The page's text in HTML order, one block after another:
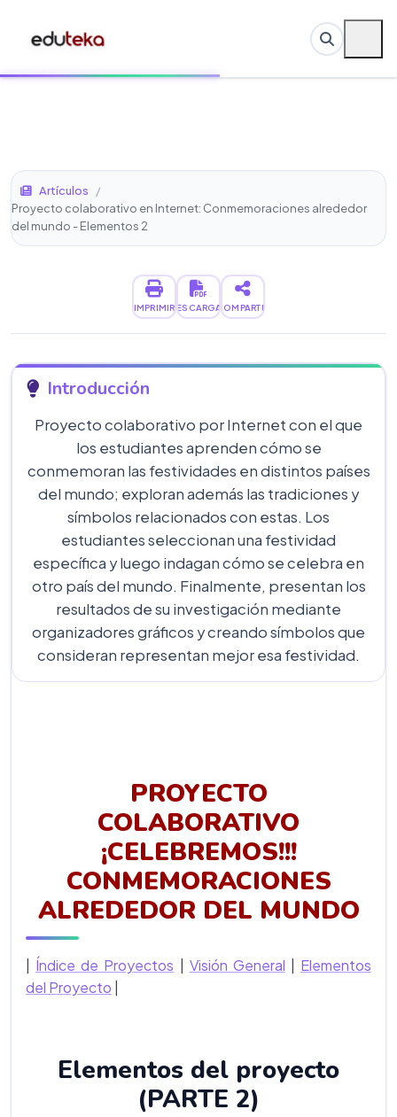
Artículos
/
Proyecto colaborativo en Internet: Conmemoraciones alrededor
del mundo - Elementos 2
IMPRIMIRDESCARGARCOMPARTIR
Introducción
Proyecto colaborativo por Internet con el que
los estudiantes aprenden cómo se
conmemoran las festividades en distintos países
del mundo; exploran además las tradiciones y
símbolos relacionados con estas. Los
estudiantes seleccionan una festividad
específica y luego indagan cómo se celebra en
otro país del mundo. Finalmente, presentan los
resultados de su investigación mediante
organizadores gráficos y creando símbolos que
consideran representan mejor esa festividad.
PROYECTO
COLABORATIVO
¡CELEBREMOS!!!
CONMEMORACIONES
ALREDEDOR DEL MUNDO
Índice de Proyectos Visión General
Elementos
del Proyecto
Elementos del proyecto
(PARTE 2)